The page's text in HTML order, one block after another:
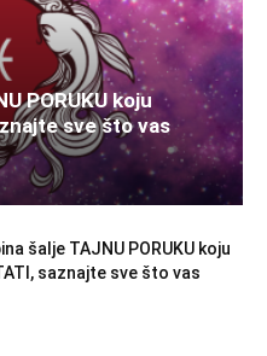
PORUKU koju
sve što vas
šalje TAJNU PORUKU koju
saznajte sve što vas